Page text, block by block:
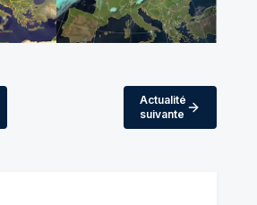
Actualité
suivante